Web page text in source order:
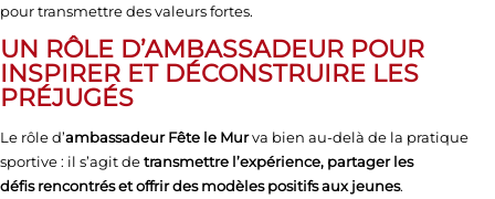
pour transmettre des valeurs fortes.
UN RÔLE D’AMBASSADEUR POUR
INSPIRER ET DÉCONSTRUIRE LES
PRÉJUGÉS
Le rôle d’ambassadeur Fête le Murva bien au-delà de la pratique
sportive : il s’agit detransmettre l’expérience, partager les
défis rencontrés et offrir des modèles positifs aux jeunes.